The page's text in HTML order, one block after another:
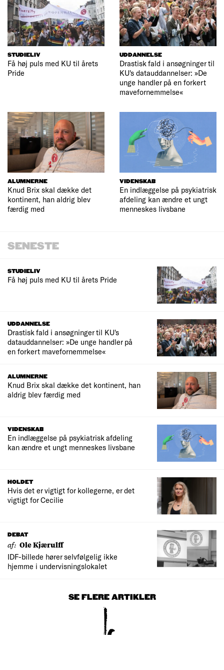
STUDIELIV
Få høj puls med KU til årets
Pride
UDDANNELSE
Drastisk fald i ansøgninger til
KU's datauddannelser: »De
unge handler på en forkert
mavefornemmelse«
ALUMNERNE
Knud Brix skal dække det
kontinent, han aldrig blev
færdig med
VIDENSKAB
En indlæggelse på psykiatrisk
afdeling kan ændre et ungt
menneskes livsbane
SENESTE
STUDIELIV
Få høj puls med KU til årets Pride
UDDANNELSE
Drastisk fald i ansøgninger til KU's
datauddannelser: »De unge handler på
en forkert mavefornemmelse«
ALUMNERNE
Knud Brix skal dække det kontinent, han
aldrig blev færdig med
VIDENSKAB
En indlæggelse på psykiatrisk afdeling
kan ændre et ungt menneskes livsbane
HOLDET
Hvis det er vigtigt for kollegerne, er det
vigtigt for Cecilie
DEBAT
af: Ole Kjærulff
IDF-billede hører selvfølgelig ikke
hjemme i undervisningslokalet
SE FLERE ARTIKLER